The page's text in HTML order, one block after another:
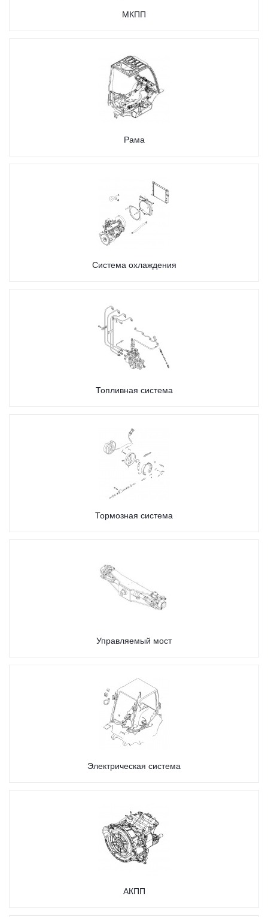
МКПП
Рама
Система охлаждения
Топливная система
Тормозная система
Управляемый мост
Электрическая система
АКПП